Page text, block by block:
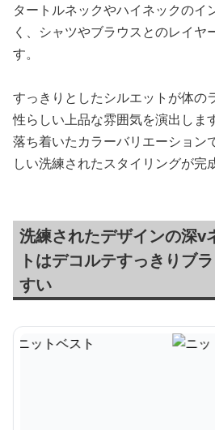
タートルネックやハイネックのイ
く、シャツやブラウスとのレイヤ
す。
すっきりとしたシルエットが体の
性らしい上品な雰囲気を演出します
落ち着いたカラーバリエーション
しい洗練されたスタイリングが完
洗練されたデザインの深v
トはデコルテすっきりブ
すい